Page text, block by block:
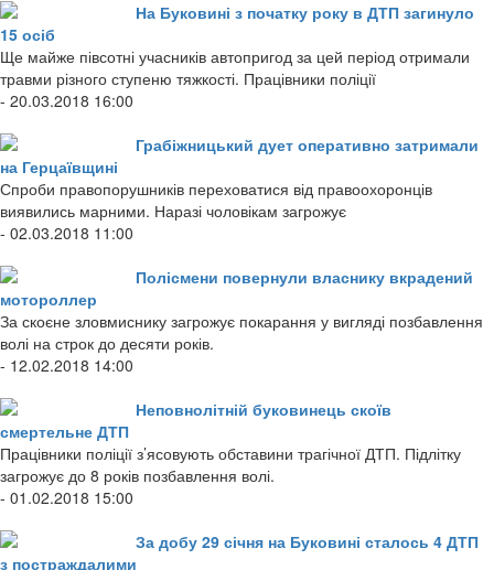
На Буковині з початку року в ДТП загинуло
15 осіб
Ще майже півсотні учасників автопригод за цей період отримали
травми різного ступеню тяжкості. Працівники поліції
- 20.03.2018 16:00
Грабіжницький дует оперативно затримали
на Герцаївщині
Спроби правопорушників переховатися від правоохоронців
виявились марними. Наразі чоловікам загрожує
- 02.03.2018 11:00
Полісмени повернули власнику вкрадений
мотороллер
За скоєне зловмиснику загрожує покарання у вигляді позбавлення
волі на строк до десяти років.
- 12.02.2018 14:00
Неповнолітній буковинець скоїв
смертельне ДТП
Працівники поліції з’ясовують обставини трагічної ДТП. Підлітку
загрожує до 8 років позбавлення волі.
- 01.02.2018 15:00
За добу 29 січня на Буковині сталось 4 ДТП
з постраждалими